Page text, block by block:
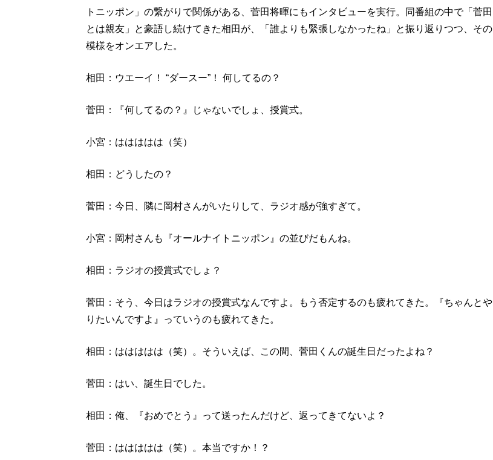
トニッポン」の繋がりで関係がある、菅田将暉にもインタビューを実行。同番組の中で「菅田
とは親友」と豪語し続けてきた相田が、「誰よりも緊張しなかったね」と振り返りつつ、その
模様をオンエアした。
相田：ウエーイ！ “ダースー”！ 何してるの？
菅田：『何してるの？』じゃないでしょ、授賞式。
小宮：ははははは（笑）
相田：どうしたの？
菅田：今日、隣に岡村さんがいたりして、ラジオ感が強すぎて。
小宮：岡村さんも『オールナイトニッポン』の並びだもんね。
相田：ラジオの授賞式でしょ？
菅田：そう、今日はラジオの授賞式なんですよ。もう否定するのも疲れてきた。『ちゃんとや
りたいんですよ』っていうのも疲れてきた。
相田：ははははは（笑）。そういえば、この間、菅田くんの誕生日だったよね？
菅田：はい、誕生日でした。
相田：俺、『おめでとう』って送ったんだけど、返ってきてないよ？
菅田：ははははは（笑）。本当ですか！？